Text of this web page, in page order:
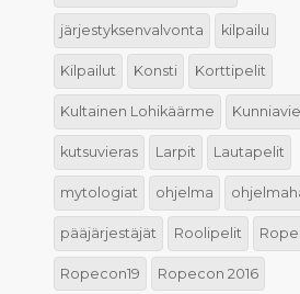
järjestyksenvalvonta kilpailu
Kilpailut Konsti Korttipelit
Kultainen Lohikäärme
kutsuvieras Larpit Lautapelit
mytologiat ohjelma
pääjärjestäjät Roolipelit
Ropecon19 Ropecon 2016